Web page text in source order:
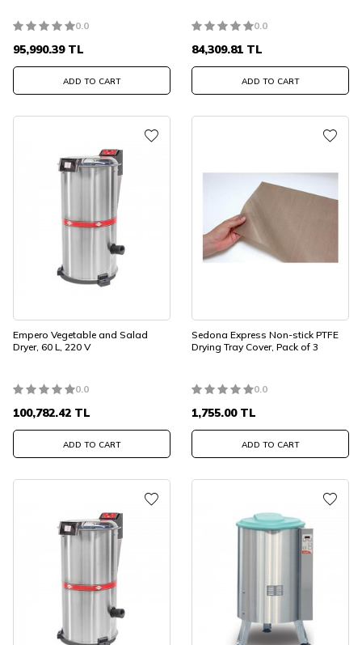
0.0
95,990.39TL
ADD TO CART
0.0
84,309.81 TL
ADD TO CART
Empero Vegetable and Salad
Dryer, 60 L, 220 V
0.0
100,782.42 TL
ADD TO CART
Sedona Express Non-stick PTFE
Drying Tray Cover, Pack of 3
0.0
1,755.00TL
ADD TO CART